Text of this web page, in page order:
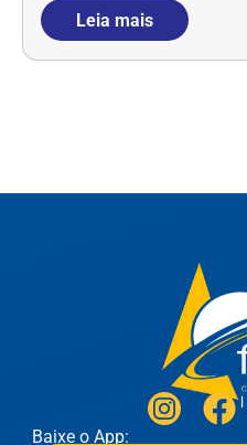
Leia mais
Baixe o App: